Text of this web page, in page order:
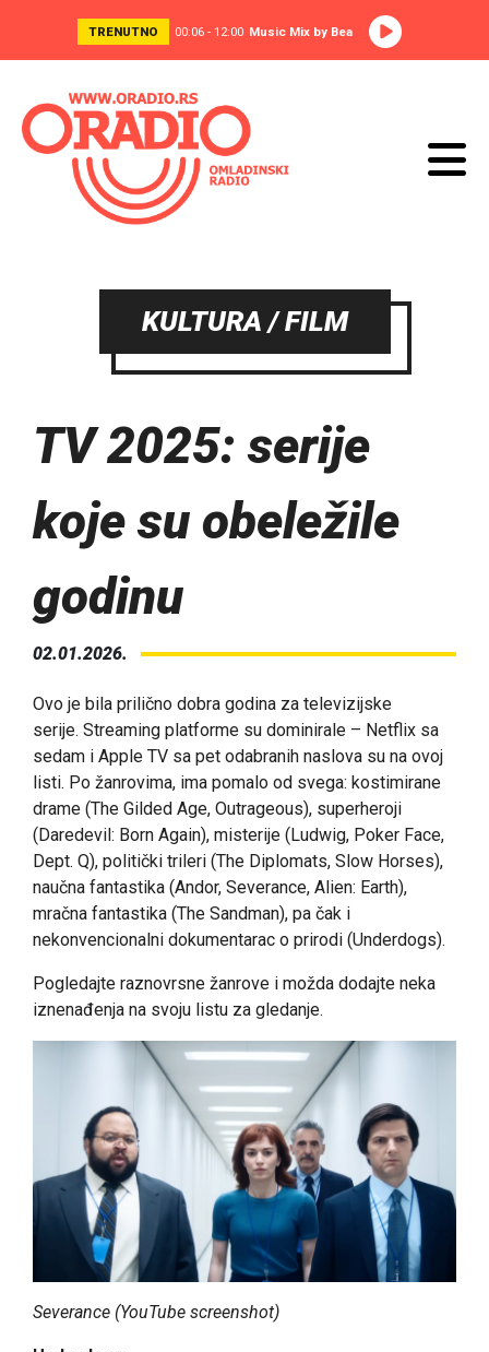
TRENUTNO 00:06 - 12:00 Music Mix by Bea
KULTURA / FILM
TV 2025: serije
koje su obeležile
godinu
02.01.2026.
Ovo je bila prilično dobra godina za televizijske
serije. Streaming platforme su dominirale – Netflix sa
sedam i Apple TV sa pet odabranih naslova su na ovoj
listi. Po žanrovima, ima pomalo od svega: kostimirane
drame (The Gilded Age, Outrageous), superheroji
(Daredevil: Born Again), misterije (Ludwig, Poker Face,
Dept. Q), politički trileri (The Diplomats, Slow Horses),
naučna fantastika (Andor, Severance, Alien: Earth),
mračna fantastika (The Sandman), pa čak i
nekonvencionalni dokumentarac o prirodi (Underdogs).
Pogledajte raznovrsne žanrove i možda dodajte neka
iznenađenja na svoju listu za gledanje.
Severance (YouTube screenshot)